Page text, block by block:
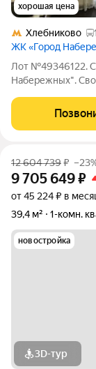
хорошая цена
Хлебниково
ЖК «Город
Лот №49346122.
Набережных".
евродва.
мелочей. Санузел
12 604 739₽
9 705 649₽
от 45 224 ₽ в
39,4 м²
1-комн.
новостройка
3D-тур